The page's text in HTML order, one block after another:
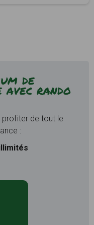
de
avec rando
de tout le
: